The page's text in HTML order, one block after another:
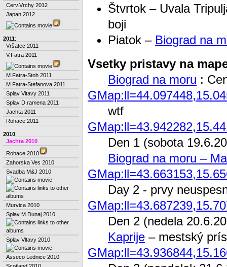
Cerv.Vrchy 2012
Japan 2012
2011:
Vršatec 2011
V.Fatra 2011
M.Fatra-Stoh 2011
M.Fatra-Stefanova 2011
Splav Vltavy 2011
Splav D.ramena 2011
Jachta 2011
Rohace 2011
2010:
Jachta 2010
Rohace 2010
Zahorska Ves 2010
Svadba M&J 2010
Murvica 2010
Splav M.Dunaj 2010
Splav Vltavy 2010
Asseco Lednice 2010
Štvrtok – Uvala
boji
Piatok – Biograd na
Vsetky pristavy na
Biograd na moru :
wtf
Den 1 (sobota
Biograd na moru –
Day 2 - prvy
Den 2 (nedela
Kaprije – mestský